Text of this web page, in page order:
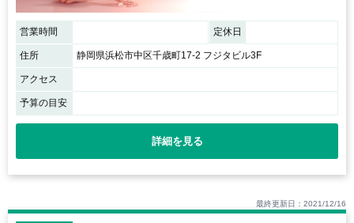
営業時間 定休日
住所 静岡県浜松市中区千歳町17-2 フジタビル3F
アクセス
予算の目安
詳細を見る
最終更新日：2021/12/16